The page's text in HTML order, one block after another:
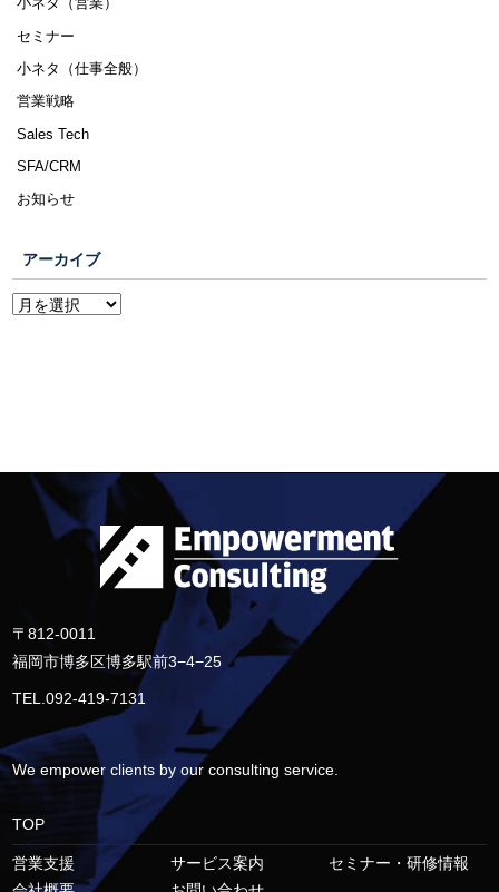
セミナー
小ネタ（仕事全般）
営業戦略
Sales Tech
SFA/CRM
お知らせ
アーカイブ
〒812-0011
福岡市博多区博多駅前3−4−25
TEL.092-419-7131
We empower clients by our consulting service.
TOP
営業支援 サービス案内
セミナー・研修情報